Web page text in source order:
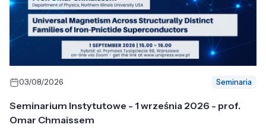
03/08/2026 Seminaria
Seminarium Instytutowe - 1 września 2026 - prof.
Omar Chmaissem